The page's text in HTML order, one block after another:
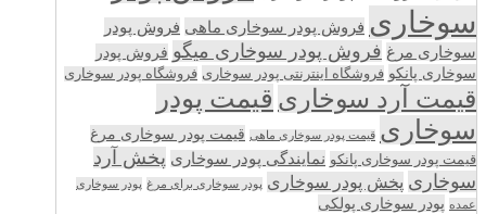
سوخاری فروش پودر سوخاری ماهی فروش پودر
سوخاری مرغ فروش پودر سوخاری میگو فروش پودر
سوخاری پانکو فروشگاه اینترنتی پودر سوخاری فروشگاه پودر سوخاری
قیمت آرد سوخاری قیمت پودر
سوخاری قیمت پودر سوخاری ماهی قیمت پودر سوخاری مرغ
قیمت پودر سوخاری پانکو نمایندگی پودر سوخاری پخش آرد
سوخاری پخش پودر سوخاری پودر سوخاری برای مرغ پودر سوخاری
عمده پودر سوخاری پولکی